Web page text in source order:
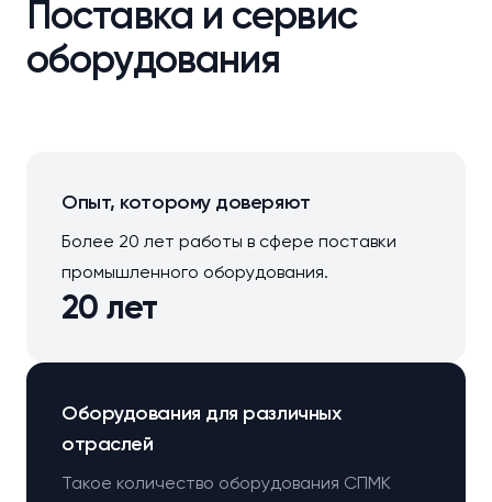
Поставка и сервис
оборудования
20 лет
Опыт, которому доверяют
Более 20 лет работы в сфере поставки
промышленного оборудования.
Оборудования для различных
отраслей
Такое количество оборудования СПМК